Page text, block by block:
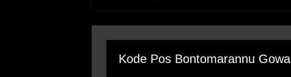
Kode Pos Bontomarannu Gowa